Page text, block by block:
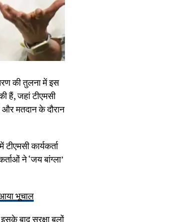
की तुलना में इस
हैं, जहां टीएमसी
मतदान के दौरान
कार्यकर्ता
ने ‘जय बांग्ला’
भूचाल
बाद सुरक्षा बलों